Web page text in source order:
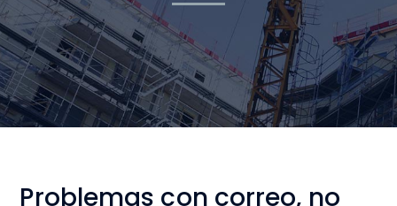
Problemas con correo, no